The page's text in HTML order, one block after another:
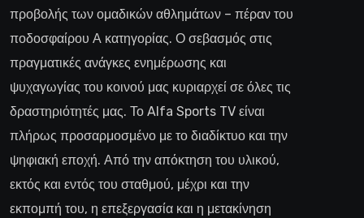
προβολής των ομαδικών αθλημάτων – πέραν του
ποδοσφαίρου Α κατηγορίας. Ο σεβασμός στις
πραγματικές ανάγκες ενημέρωσης και
ψυχαγωγίας του κοινού μας κυριαρχεί σε όλες τις
δραστηριότητές μας. Το Alfa Sports TV είναι
πλήρως προσαρμοσμένο με το διαδίκτυο και την
ψηφιακή εποχή. Από την απόκτηση του υλικού,
εκτός και εντός του σταθμού, μέχρι και την
εκπομπή του, η επεξεργασία και η μετακίνηση